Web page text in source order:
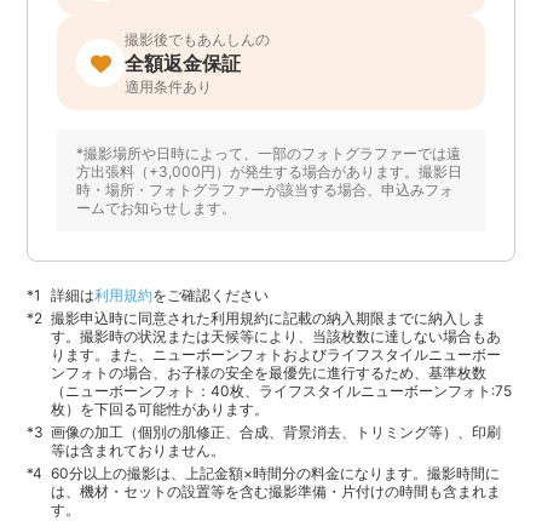
撮影後でもあんしんの
全額返金保証
適用条件あり
*撮影場所や日時によって、一部のフォトグラファーでは遠
方出張料（+3,000円）が発生する場合があります。撮影日
時・場所・フォトグラファーが該当する場合、申込みフォ
ームでお知らせします。
詳細は利用規約をご確認ください
撮影申込時に同意された利用規約に記載の納入期限までに納入しま
す。撮影時の状況または天候等により、当該枚数に達しない場合もあ
ります。また、ニューボーンフォトおよびライフスタイルニューボー
ンフォトの場合、お子様の安全を最優先に進行するため、基準枚数
（ニューボーンフォト：40枚、ライフスタイルニューボーンフォト:75
枚）を下回る可能性があります。
画像の加工（個別の肌修正、合成、背景消去、トリミング等）、印刷
等は含まれておりません。
60分以上の撮影は、上記金額×時間分の料金になります。撮影時間に
は、機材・セットの設置等を含む撮影準備・片付けの時間も含まれま
す。